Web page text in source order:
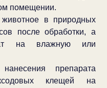
помещении.
в природных
после обработки, а
на влажную или
препарата
клещей на